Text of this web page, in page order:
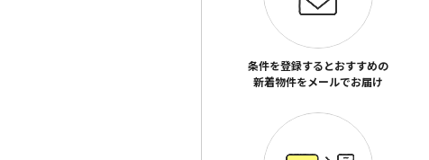
条件を登録するとおすすめの
新着物件をメールでお届け